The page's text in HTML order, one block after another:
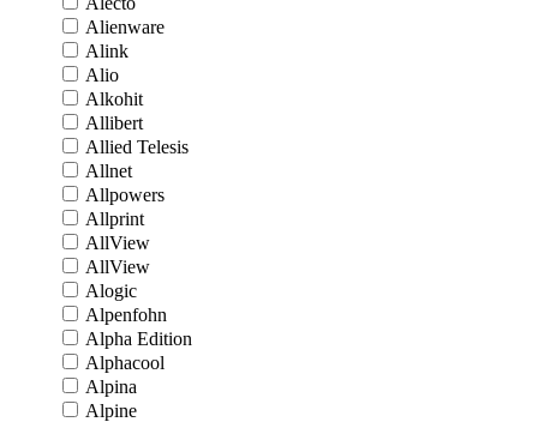
Alienware
Alink
Alio
Alkohit
Allibert
Allied Telesis
Allnet
Allpowers
Allprint
AllView
AllView
Alogic
Alpenfohn
Alpha Edition
Alphacool
Alpina
Alpine